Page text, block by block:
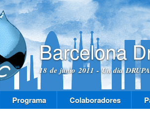
Barcelona
18 de junio 2011 - Un dia
Programa Colaboradores